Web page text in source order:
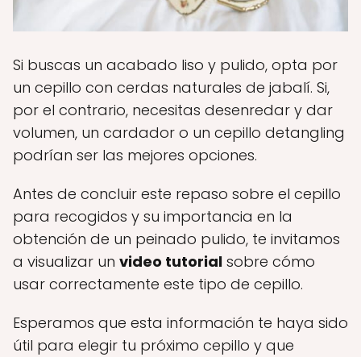
Si buscas un acabado liso y pulido, opta por
un cepillo con cerdas naturales de jabalí. Si,
por el contrario, necesitas desenredar y dar
volumen, un cardador o un cepillo detangling
podrían ser las mejores opciones.
Antes de concluir este repaso sobre el cepillo
para recogidos y su importancia en la
obtención de un peinado pulido, te invitamos
a visualizar un video tutorial sobre cómo
usar correctamente este tipo de cepillo.
Esperamos que esta información te haya sido
útil para elegir tu próximo cepillo y que